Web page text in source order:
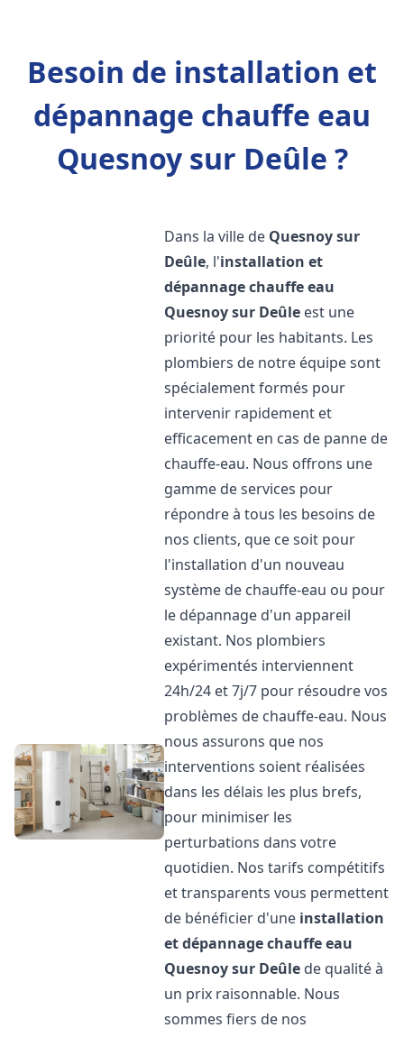
Besoin de installation et
dépannage chauffe eau
Quesnoy sur Deûle ?
Dans la ville de Quesnoy sur
Deûle, l'installation et
dépannage chauffe eau
Quesnoy sur Deûle est une
priorité pour les habitants. Les
plombiers de notre équipe sont
spécialement formés pour
intervenir rapidement et
efficacement en cas de panne de
chauffe-eau. Nous offrons une
gamme de services pour
répondre à tous les besoins de
nos clients, que ce soit pour
l'installation d'un nouveau
système de chauffe-eau ou pour
le dépannage d'un appareil
existant. Nos plombiers
expérimentés interviennent
24h/24 et 7j/7 pour résoudre vos
problèmes de chauffe-eau. Nous
nous assurons que nos
interventions soient réalisées
dans les délais les plus brefs,
pour minimiser les
perturbations dans votre
quotidien. Nos tarifs compétitifs
et transparents vous permettent
de bénéficier d'une installation
et dépannage chauffe eau
Quesnoy sur Deûle de qualité à
un prix raisonnable. Nous
sommes fiers de nos